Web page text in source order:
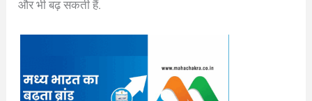
और भी बढ़ सकती हैं.